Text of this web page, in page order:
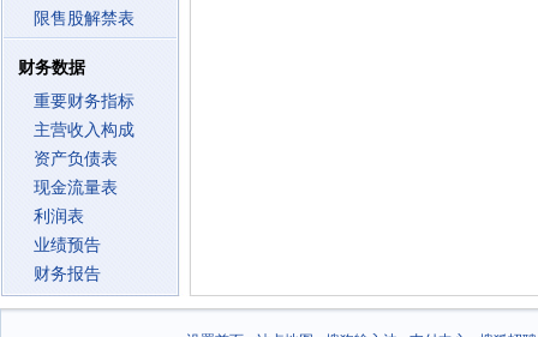
限售股解禁表
财务数据
重要财务指标
主营收入构成
资产负债表
现金流量表
利润表
业绩预告
财务报告